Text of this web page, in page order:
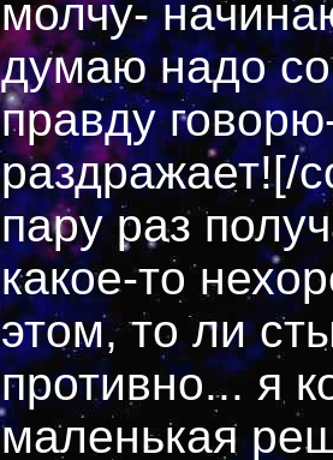
молчу-
думаю надо
правду
раздражает![/
пару раз
какое-то
этом, то ли
противно... я
маленькая